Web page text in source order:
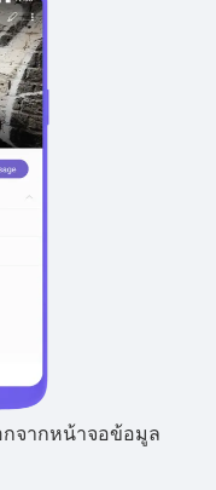
กจากหน้าจอข้อมูล